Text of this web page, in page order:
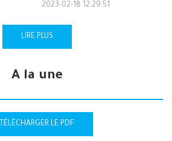
2023-02-18 12:29:51
LIRE PLUS
A la une
TÉLÉCHARGER LE PDF